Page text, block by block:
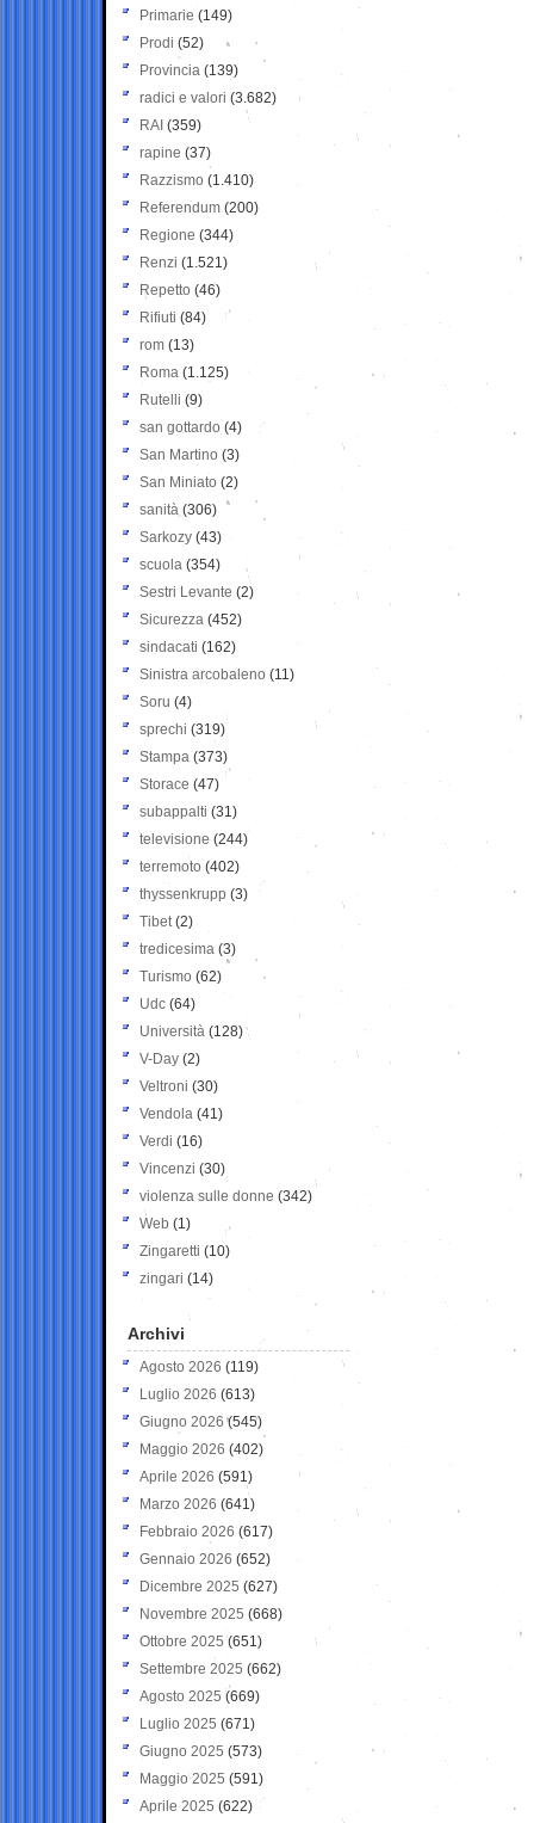
Primarie (149)
Prodi (52)
Provincia (139)
radici e valori (3.682)
RAI (359)
rapine (37)
Razzismo (1.410)
Referendum (200)
Regione (344)
Renzi (1.521)
Repetto (46)
Rifiuti (84)
rom (13)
Roma (1.125)
Rutelli (9)
san gottardo (4)
San Martino (3)
San Miniato (2)
sanità (306)
Sarkozy (43)
scuola (354)
Sestri Levante (2)
Sicurezza (452)
sindacati (162)
Sinistra arcobaleno (11)
Soru (4)
sprechi (319)
Stampa (373)
Storace (47)
subappalti (31)
televisione(244)
terremoto (402)
thyssenkrupp (3)
Tibet(2)
tredicesima (3)
Turismo (62)
Udc (64)
Università (128)
V-Day (2)
Veltroni (30)
Vendola (41)
Verdi (16)
Vincenzi (30)
violenza sulle donne (342)
Web (1)
Zingaretti (10)
zingari (14)
Archivi
Agosto 2026 (119)
Luglio 2026 (613)
Giugno 2026 (545)
Maggio 2026 (402)
Aprile 2026 (591)
Marzo 2026 (641)
Febbraio 2026 (617)
Gennaio 2026 (652)
Dicembre 2025 (627)
Novembre 2025 (668)
Ottobre 2025 (651)
Settembre 2025 (662)
Agosto 2025 (669)
Luglio 2025 (671)
Giugno 2025 (573)
Maggio 2025 (591)
Aprile 2025 (622)